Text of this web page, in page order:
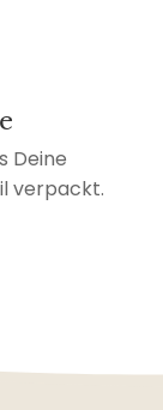
Deine
verpackt.